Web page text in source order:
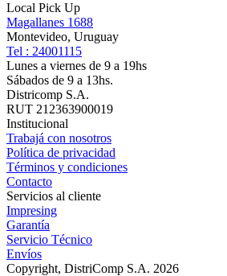
Local Pick Up
Magallanes 1688
Montevideo, Uruguay
Tel : 24001115
Lunes a viernes de 9 a 19hs
Sábados de 9 a 13hs.
Districomp S.A.
RUT 212363900019
Institucional
Trabajá con nosotros
Política de privacidad
Términos y condiciones
Contacto
Servicios al cliente
Impresing
Garantía
Servicio Técnico
Envíos
Copyright, DistriComp S.A. 2026